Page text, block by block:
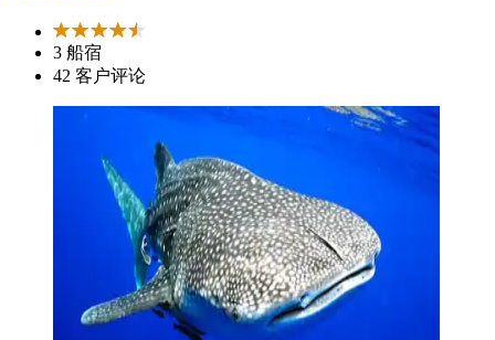
3 船宿
42 客户评论